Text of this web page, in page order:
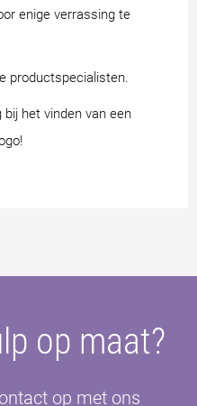
enige verrassing te
productspecialisten.
bij het vinden van een
op maat?
op met ons